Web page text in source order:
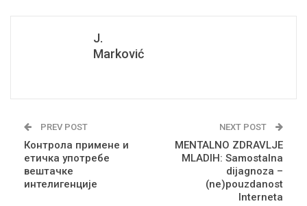
J.
Marković
PREV POST
Контрола примене и
етичка употребе
вештачке
интелигенције
NEXT POST
MENTALNO ZDRAVLJE
MLADIH: Samostalna
dijagnoza –
(ne)pouzdanost
Interneta